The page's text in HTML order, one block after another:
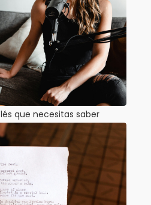
que necesitas saber